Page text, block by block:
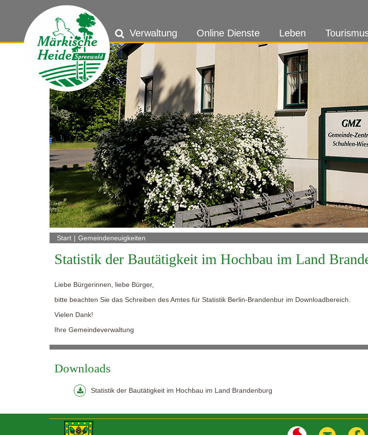
Verwaltung Online Dienste Leben
Start Gemeindeneuigkeiten
Statistik der Bautätigkeit im Hochbau im Land
Liebe Bürgerinnen, liebe Bürger,
bitte beachten Sie das Schreiben des Amtes für Statistik Berlin-Brandenbur im Downloadbereich.
Vielen Dank!
Ihre Gemeindeverwaltung
Downloads
Statistik der Bautätigkeit im Hochbau im Land Brandenburg